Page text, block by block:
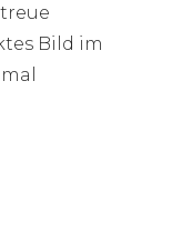
Bild im